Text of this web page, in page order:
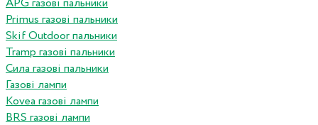
APG газові пальники
Primus газові пальники
Skif Outdoor пальники
Tramp газові пальники
Сила газові пальники
Газові лампи
Kovea газові лампи
BRS газові лампи